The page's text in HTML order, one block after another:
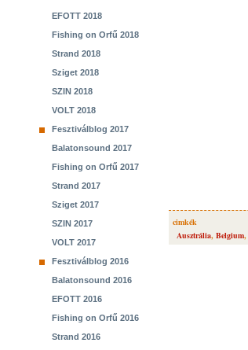
EFOTT 2018
Fishing on Orfű 2018
Strand 2018
Sziget 2018
SZIN 2018
VOLT 2018
Fesztiválblog 2017
Balatonsound 2017
Fishing on Orfű 2017
Strand 2017
Sziget 2017
SZIN 2017
VOLT 2017
Fesztiválblog 2016
Balatonsound 2016
EFOTT 2016
Fishing on Orfű 2016
Strand 2016
cimkék
Ausztrália, Belgium,